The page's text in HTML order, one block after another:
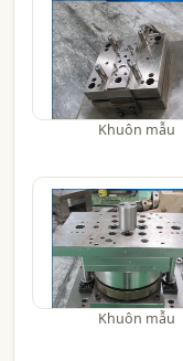
Khuôn mẫu
Khuôn mẫu